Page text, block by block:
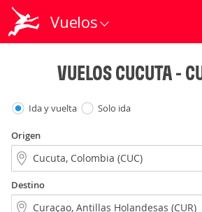
Vuelos
VUELOS CUCUTA -
Ida y vuelta Solo ida
Origen
Destino